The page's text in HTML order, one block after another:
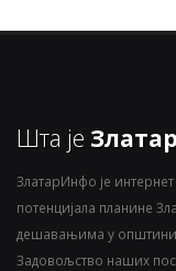
Шта је Златар
ЗлатарИнфо је
потенцијала планине
дешавањима у
Задовољство наших